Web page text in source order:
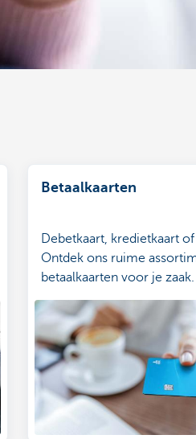
Betaalkaarten
Debetkaart, kredietkaart
Ontdek ons ruime
betaalkaarten voor je zaak.